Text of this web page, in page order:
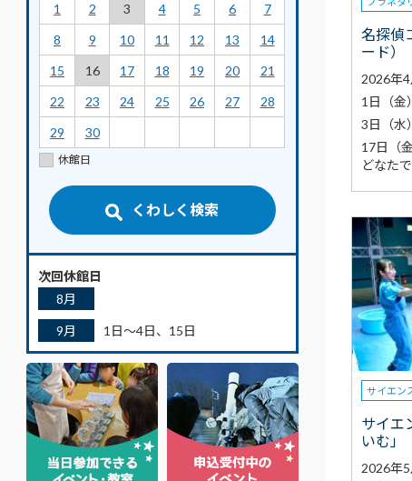
1
2 3 4 5 6
7
8
9 10 11 12 13
14
15
16 17 18 19 20
21
22
23 24 25 26 27
28
29
30
休館日
くわしく検索
次回休館日
8月
9月 1日～4日、15日
名探偵
ード）
2026年
1日（金
3日（水
17日（金
どなた
サイエン
サイエ
いむ」
2026年